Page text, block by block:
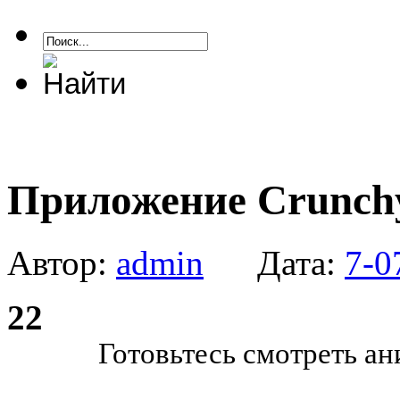
Приложение
Автор: admin Дата: 7-
22
Готовьтесь смотреть